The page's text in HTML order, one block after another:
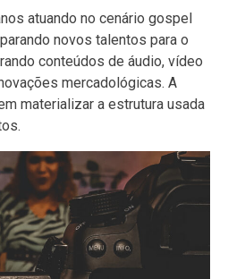
atuando no cenário gospel
novos talentos para o
conteúdos de áudio, vídeo
mercadológicas. A
materializar a estrutura usada